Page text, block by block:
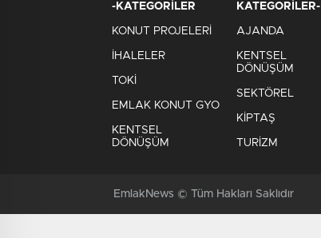
-KATEGORİLER
KONUT PROJELERİ
İHALELER
TOKİ
EMLAK KONUT GYO
KENTSEL
DÖNÜŞÜM
KATEGORİLER-
AJANDA
KENTSEL
DÖNÜŞÜM
SEKTÖREL
KİPTAŞ
TURİZM
EmlakNews © Tüm Hakları Saklıdır